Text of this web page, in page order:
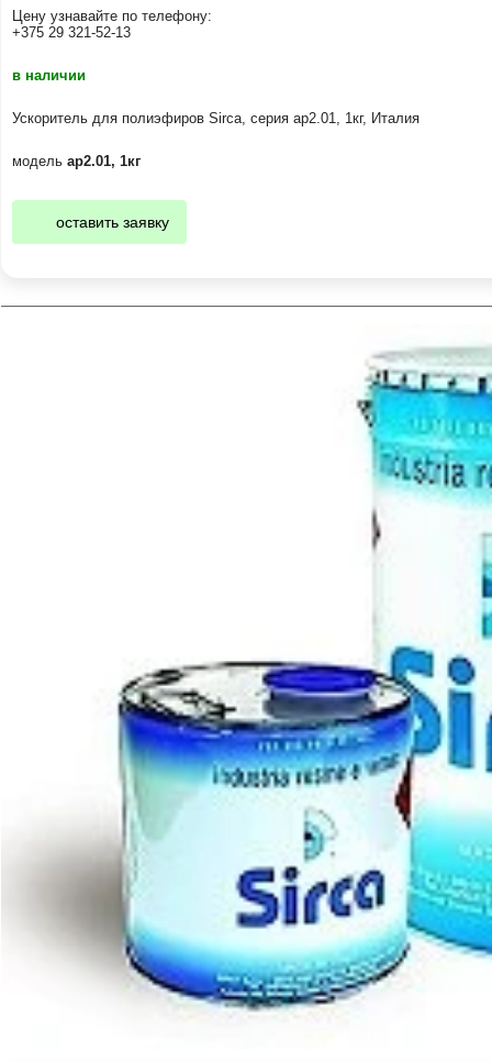
Цену узнавайте по телефону:
+375 29 321-52-13
в наличии
Ускоритель для полиэфиров Sirca, серия ap2.01, 1кг, Италия
модель ap2.01, 1кг
оставить заявку